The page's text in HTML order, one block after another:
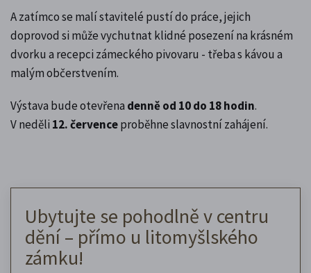
A zatímco se malí stavitelé pustí do práce, jejich
doprovod si může vychutnat klidné posezení na krásném
dvorku a recepci zámeckého pivovaru - třeba s kávou a
malým občerstvením.
Výstava bude otevřena denně od 10 do 18 hodin.
V neděli 12. červenceproběhne slavnostní zahájení.
Ubytujte se pohodlně v centru
dění – přímo u litomyšlského
zámku!